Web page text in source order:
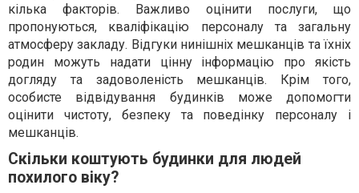
кілька факторів. Важливо оцінити послуги, що
пропонуються, кваліфікацію персоналу та загальну
атмосферу закладу. Відгуки нинішніх мешканців та їхніх
родин можуть надати цінну інформацію про якість
догляду та задоволеність мешканців. Крім того,
особисте відвідування будинків може допомогти
оцінити чистоту, безпеку та поведінку персоналу і
мешканців.
Скільки коштують будинки для людей
похилого віку?